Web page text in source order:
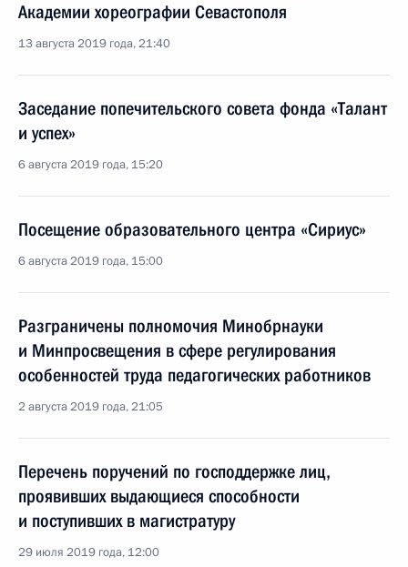
Академии хореографии Севастополя
13 августа 2019 года, 21:40
Заседание попечительского совета фонда «Талант
и успех»
6 августа 2019 года, 15:20
Посещение образовательного центра «Сириус»
6 августа 2019 года, 15:00
Разграничены полномочия Минобрнауки
и Минпросвещения в сфере регулирования
особенностей труда педагогических работников
2 августа 2019 года, 21:05
Перечень поручений по господдержке лиц,
проявивших выдающиеся способности
и поступивших в магистратуру
29 июля 2019 года, 12:00